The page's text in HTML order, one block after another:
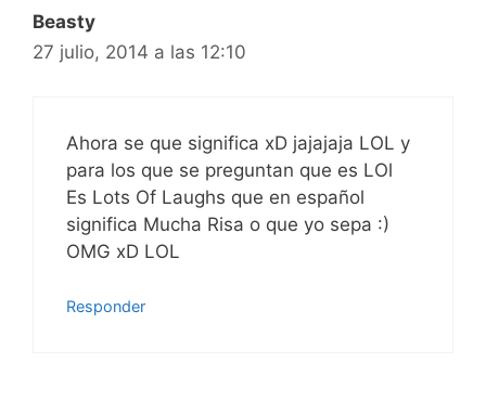
Beasty
27 julio, 2014 a las 12:10
Ahora se que significa xD jajajaja LOL y
para los que se preguntan que es LOl
Es Lots Of Laughs que en español
significa Mucha Risa o que yo sepa :)
OMG xD LOL
Responder